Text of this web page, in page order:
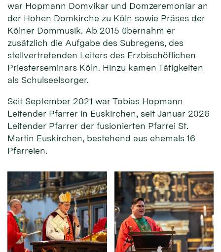
war Hopmann Domvikar und Domzeremoniar an
der Hohen Domkirche zu Köln sowie Präses der
Kölner Dommusik. Ab 2015 übernahm er
zusätzlich die Aufgabe des Subregens, des
stellvertretenden Leiters des Erzbischöflichen
Priesterseminars Köln. Hinzu kamen Tätigkeiten
als Schulseelsorger.
Seit September 2021 war Tobias Hopmann
Leitender Pfarrer in Euskirchen, seit Januar 2026
Leitender Pfarrer der fusionierten Pfarrei St.
Martin Euskirchen, bestehend aus ehemals 16
Pfarreien.